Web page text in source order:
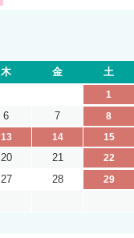
木 金 土
1
6 7
8
13 14
15
20 21
22
27 28
29